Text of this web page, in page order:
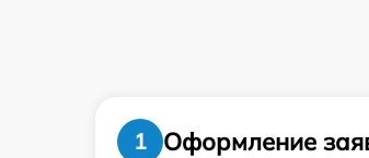
1
Оформление